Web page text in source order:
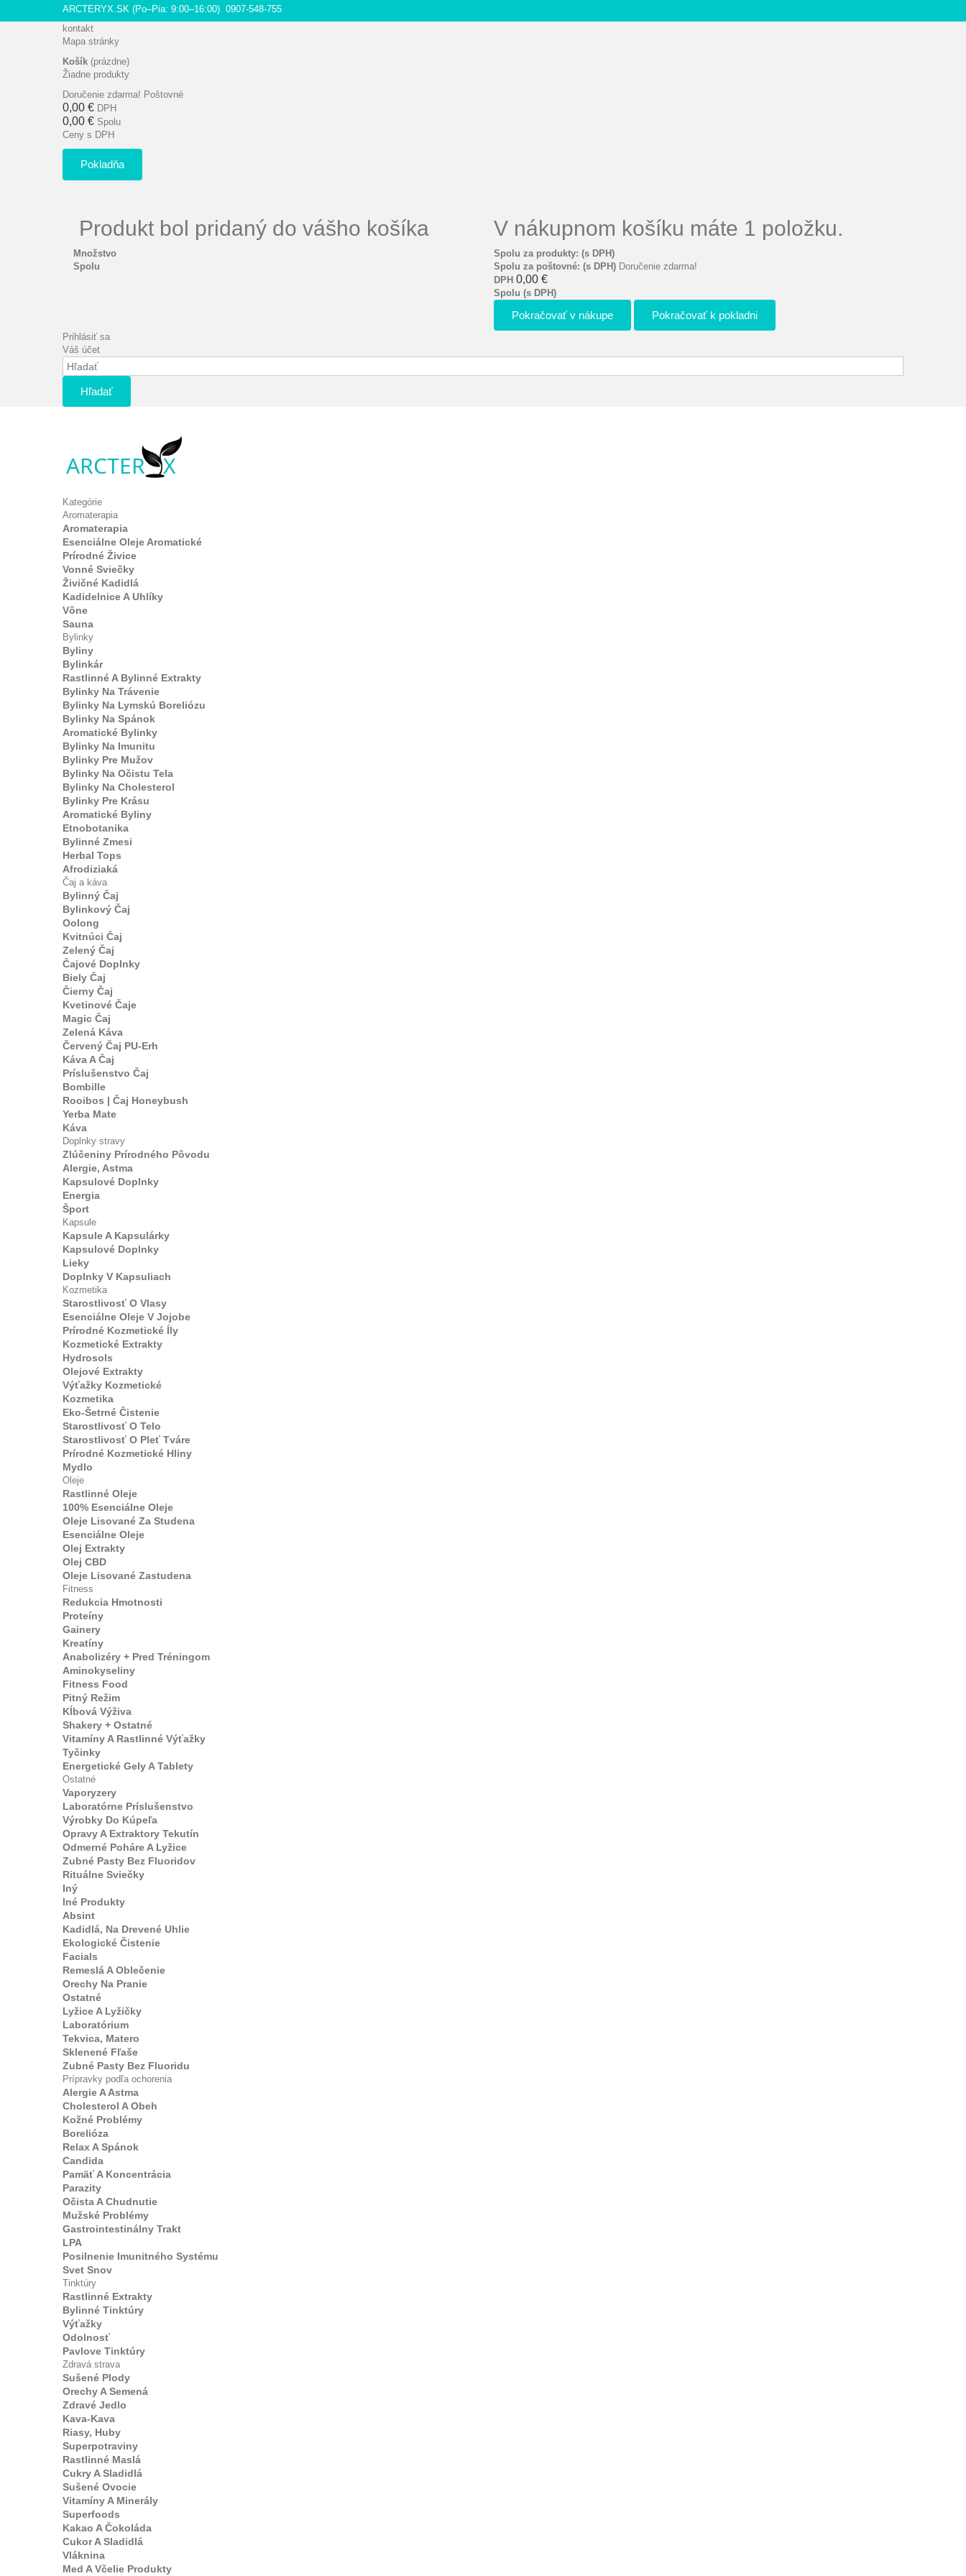
ARCTERYX.SK (Po–Pia: 9:00–16:00) 0907-548-755
kontakt
Mapa stránky
Košík (prázdne)
Žiadne produkty
Doručenie zdarma! Poštovné
0,00 € DPH
0,00 € Spolu
Ceny s DPH
Pokladňa
Produkt bol pridaný do vášho košíka
Množstvo
Spolu
V nákupnom košíku máte 1 položku.
Spolu za produkty: (s DPH)
Spolu za poštovné: (s DPH) Doručenie zdarma!
DPH 0,00 €
Spolu (s DPH)
Pokračovať v nákupe Pokračovať k pokladni
Prihlásiť sa
Váš účet
Hľadať
Kategórie
Aromaterapia
Aromaterapia
Esenciálne Oleje Aromatické
Prírodné Živice
Vonné Sviečky
Živičné Kadidlá
Kadidelnice A Uhlíky
Vône
Sauna
Bylinky
Byliny
Bylinkár
Rastlinné A Bylinné Extrakty
Bylinky Na Trávenie
Bylinky Na Lymskú Boreliózu
Bylinky Na Spánok
Aromatické Bylinky
Bylinky Na Imunitu
Bylinky Pre Mužov
Bylinky Na Očistu Tela
Bylinky Na Cholesterol
Bylinky Pre Krásu
Aromatické Byliny
Etnobotanika
Bylinné Zmesi
Herbal Tops
Afrodiziaká
Čaj a káva
Bylinný Čaj
Bylinkový Čaj
Oolong
Kvitnúci Čaj
Zelený Čaj
Čajové Doplnky
Biely Čaj
Čierny Čaj
Kvetinové Čaje
Magic Čaj
Zelená Káva
Červený Čaj PU-Erh
Káva A Čaj
Príslušenstvo Čaj
Bombille
Rooibos | Čaj Honeybush
Yerba Mate
Káva
Doplnky stravy
Zlúčeniny Prírodného Pôvodu
Alergie, Astma
Kapsulové Doplnky
Energia
Šport
Kapsule
Kapsule A Kapsulárky
Kapsulové Doplnky
Lieky
Doplnky V Kapsuliach
Kozmetika
Starostlivosť O Vlasy
Esenciálne Oleje V Jojobe
Prírodné Kozmetické Íly
Kozmetické Extrakty
Hydrosols
Olejové Extrakty
Výťažky Kozmetické
Kozmetika
Eko-Šetrné Čistenie
Starostlivosť O Telo
Starostlivosť O Pleť Tváre
Prírodné Kozmetické Hliny
Mydlo
Oleje
Rastlinné Oleje
100% Esenciálne Oleje
Oleje Lisované Za Studena
Esenciálne Oleje
Olej Extrakty
Olej CBD
Oleje Lisované Zastudena
Fitness
Redukcia Hmotnosti
Proteíny
Gainery
Kreatíny
Anabolizéry + Pred Tréningom
Aminokyseliny
Fitness Food
Pitný Režim
Kĺbová Výživa
Shakery + Ostatné
Vitamíny A Rastlinné Výťažky
Tyčinky
Energetické Gely A Tablety
Ostatné
Vaporyzery
Laboratórne Príslušenstvo
Výrobky Do Kúpeľa
Opravy A Extraktory Tekutín
Odmerné Poháre A Lyžice
Zubné Pasty Bez Fluoridov
Rituálne Sviečky
Iný
Iné Produkty
Absint
Kadidlá, Na Drevené Uhlie
Ekologické Čistenie
Facials
Remeslá A Oblečenie
Orechy Na Pranie
Ostatné
Lyžice A Lyžičky
Laboratórium
Tekvica, Matero
Sklenené Fľaše
Zubné Pasty Bez Fluoridu
Prípravky podľa ochorenia
Alergie A Astma
Cholesterol A Obeh
Kožné Problémy
Borelióza
Relax A Spánok
Candida
Pamäť A Koncentrácia
Parazity
Očista A Chudnutie
Mužské Problémy
Gastrointestinálny Trakt
LPA
Posilnenie Imunitného Systému
Svet Snov
Tinktúry
Rastlinné Extrakty
Bylinné Tinktúry
Výťažky
Odolnosť
Pavlove Tinktúry
Zdravá strava
Sušené Plody
Orechy A Semená
Zdravé Jedlo
Kava-Kava
Riasy, Huby
Superpotraviny
Rastlinné Maslá
Cukry A Sladidlá
Sušené Ovocie
Vitamíny A Minerály
Superfoods
Kakao A Čokoláda
Cukor A Sladidlá
Vláknina
Med A Včelie Produkty